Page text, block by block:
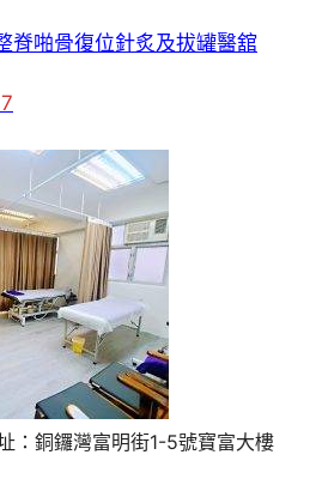
脊啪骨復位針炙及拔罐醫舘
：銅鑼灣富明街1-5號寶富大樓